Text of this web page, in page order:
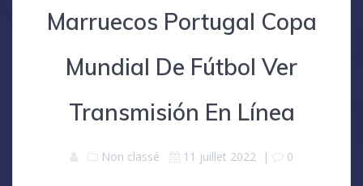
Marruecos Portugal Copa
Mundial De Fútbol Ver
Transmisión En Línea
Non classé 11 juillet 2022 | 0